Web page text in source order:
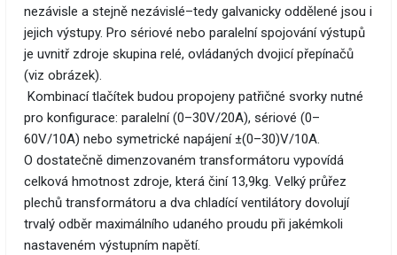
nezávisle a stejně nezávislé–tedy galvanicky oddělené jsou i
jejich výstupy. Pro sériové nebo paralelní spojování výstupů
je uvnitř zdroje skupina relé, ovládaných dvojicí přepínačů
(viz obrázek).
Kombinací tlačítek budou propojeny patřičné svorky nutné
pro konfigurace: paralelní (0–30V/20A), sériové (0–
60V/10A) nebo symetrické napájení ±(0–30)V/10A.
O dostatečně dimenzovaném transformátoru vypovídá
celková hmotnost zdroje, která činí 13,9kg. Velký průřez
plechů transformátoru a dva chladící ventilátory dovolují
trvalý odběr maximálního udaného proudu při jakémkoli
nastaveném výstupním napětí.